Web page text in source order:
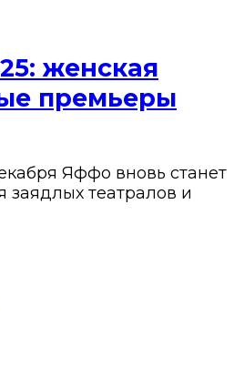
женская
премьеры
Яффо вновь станет
театралов и